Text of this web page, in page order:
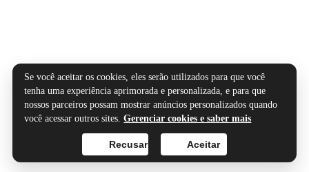
Se você aceitar os cookies, eles serão utilizados para que você
tenha uma experiência aprimorada e personalizada, e para que
nossos parceiros possam mostrar anúncios personalizados quando
você acessar outros sites.Gerenciar cookies e saber mais
Aceitar
Recusar